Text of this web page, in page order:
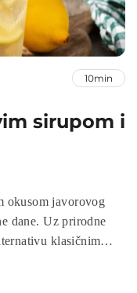
10min
sirupom i
okusom javorovog
dane. Uz prirodne
klasičnim